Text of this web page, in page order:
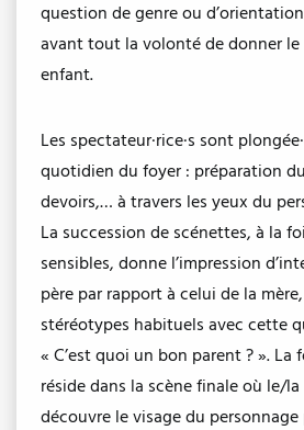
question de genre ou
avant tout la volonté de donner le
enfant.
Les spectateur·rice·s sont
quotidien du foyer : préparation
devoirs,… à travers les yeux du
La succession de scénettes, à la
sensibles, donne l’impression
père par rapport à celui de la
stéréotypes habituels avec cette
« C’est quoi un bon parent ? ». La
réside dans la scène finale où le/
découvre le visage du